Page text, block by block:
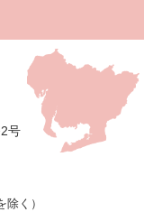
号
く）